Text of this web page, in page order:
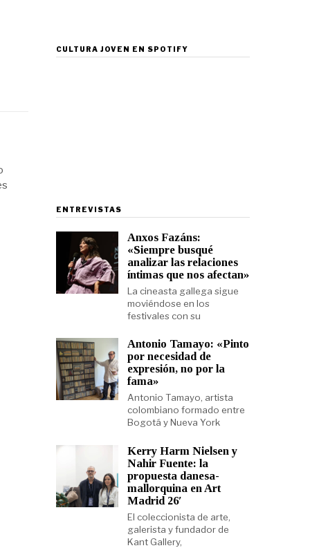
CULTURA JOVEN EN SPOTIFY
ENTREVISTAS
Anxos Fazáns:
«Siempre busqué
analizar las relaciones
íntimas que nos afectan»
La cineasta gallega sigue
moviéndose en los
festivales con su
Antonio Tamayo: «Pinto
por necesidad de
expresión, no por la
fama»
Antonio Tamayo, artista
colombiano formado entre
Bogotá y Nueva York
Kerry Harm Nielsen y
Nahir Fuente: la
propuesta danesa-
mallorquina en Art
Madrid 26′
El coleccionista de arte,
galerista y fundador de
Kant Gallery,